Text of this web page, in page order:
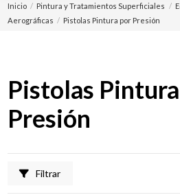
Inicio Pintura y Tratamientos Superficiales
Aerográficas
Pistolas Pintura por Presión
Pistolas
Presión
Filtrar